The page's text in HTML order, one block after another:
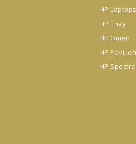
HP Laptops
HP Envy
HP Omen
HP Pavilion
HP Spectre